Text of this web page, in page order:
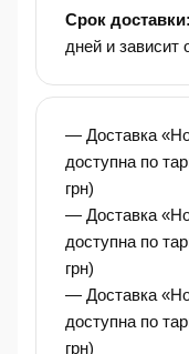
Срок доставки:
дней и зависит
— Доставка
доступна по
грн)
— Доставка
доступна по
грн)
— Доставка
доступна по
грн)